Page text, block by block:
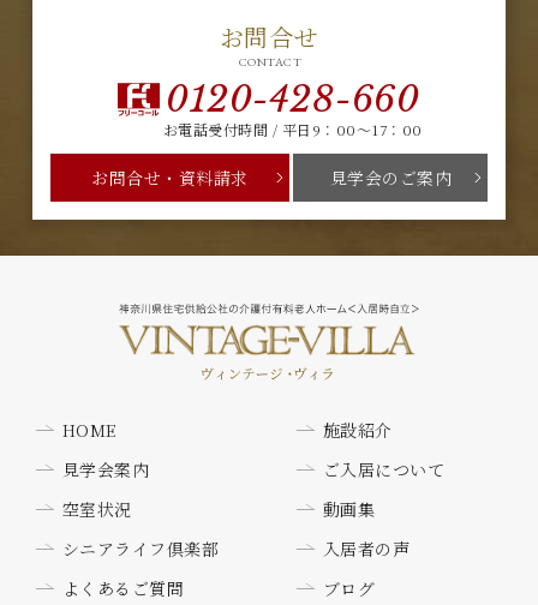
お問合せ
CONTACT
0120-428-660
お電話受付時間 / 平日9：00～17：00
お問合せ・資料請求 見学会のご案内
HOME
施設紹介
見学会案内
ご入居について
空室状況
動画集
シニアライフ倶楽部
入居者の声
よくあるご質問
ブログ